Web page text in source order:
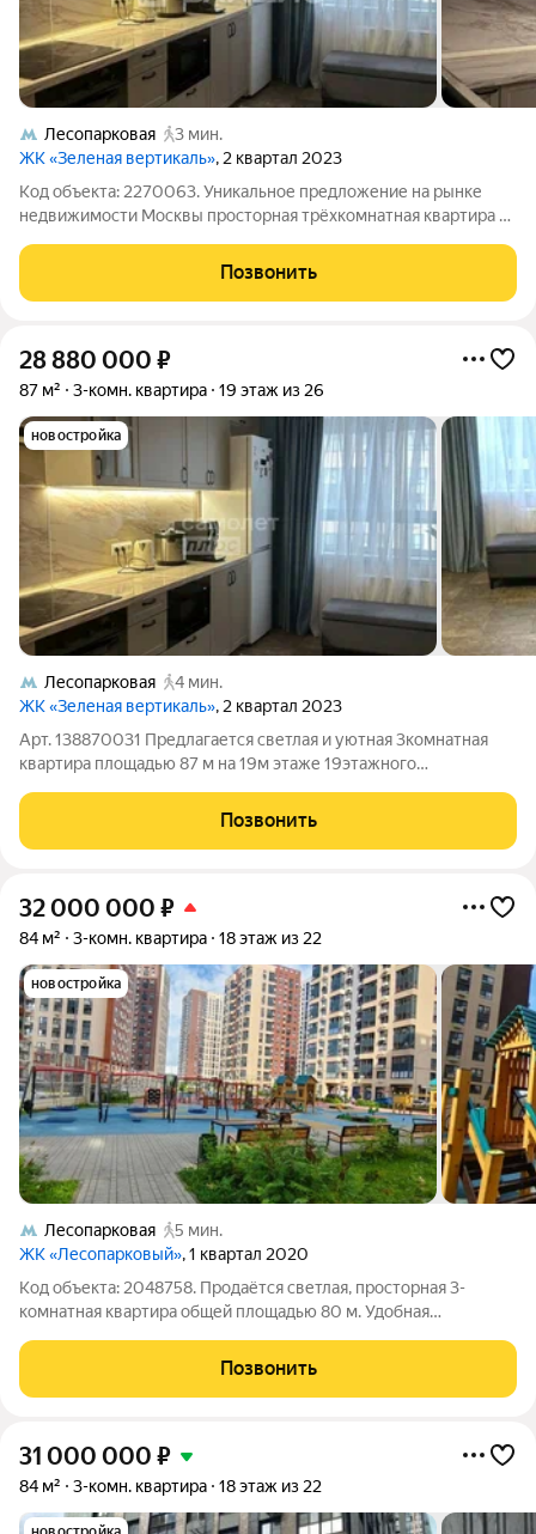
Лесопарковая
3 мин.
ЖК «Зеленая вертикаль», 2 квартал 2023
Код объекта: 2270063. Уникальное предложение на рынке
недвижимости Москвы просторная трёхкомнатная квартира в
170Ек6. Это идеальный выбор для тех, кто ценит комфорт и
качество жизни. Квартира
Позвонить
28 880 000 ₽
87 м² 3-комн. квартира 19 этаж из 26
новостройка
Лесопарковая
4 мин.
ЖК «Зеленая вертикаль», 2 квартал 2023
Арт. 138870031 Предлагается светлая и уютная 3комнатная
квартира площадью 87 м на 19м этаже 19этажного
эксплуатацию в 2023 году. Квартира
Позвонить
32 000 000 ₽
84 м² 3-комн. квартира 18 этаж из 22
новостройка
Лесопарковая
5 мин.
ЖК «Лесопарковый», 1 квартал 2020
Код объекта: 2048758. Продаётся светлая, просторная 3-
комнатная квартира общей площадью 80 м. Удобная
комнаты, совмещённый санузел, большая лоджия с
панорамным видом. Преимущества квартиры:
Позвонить
31 000 000 ₽
84 м² 3-комн. квартира 18 этаж из 22